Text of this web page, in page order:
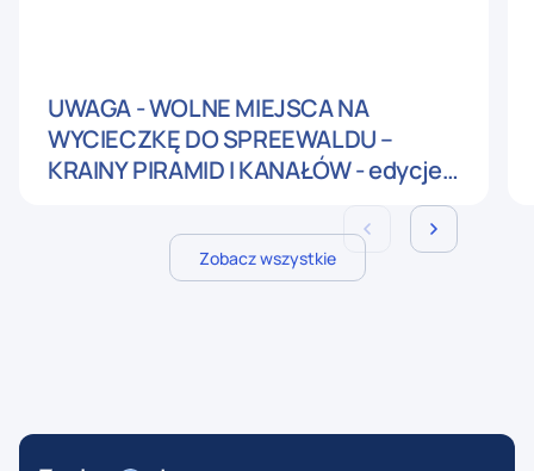
UWAGA - WOLNE MIEJSCA NA
WYCIECZKĘ DO SPREEWALDU –
KRAINY PIRAMID I KANAŁÓW - edycje
Zobacz wszystkie